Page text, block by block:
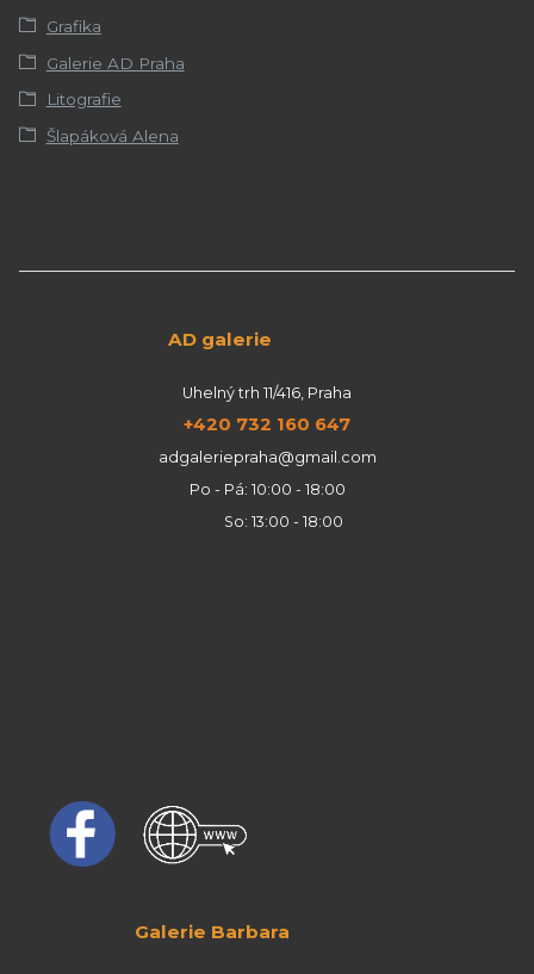
Grafika
Galerie AD Praha
Litografie
Šlapáková Alena
AD galerie
Uhelný trh 11/416, Praha
+420 732 160 647
adgaleriepraha@gmail.com
Po - Pá: 10:00 - 18:00
So: 13:00 - 18:00
Galerie Barbara